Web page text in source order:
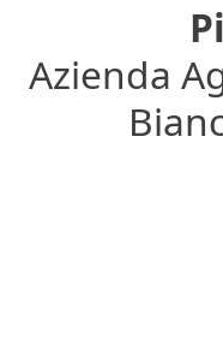
Azienda